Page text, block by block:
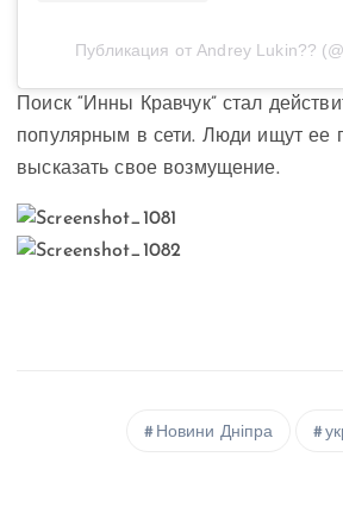
Публикация от Andrey Lukin??
Поиск “Инны Кравчук” стал
популярным в сети. Люди ищут ее
высказать свое возмущение.
Новини Дніпра